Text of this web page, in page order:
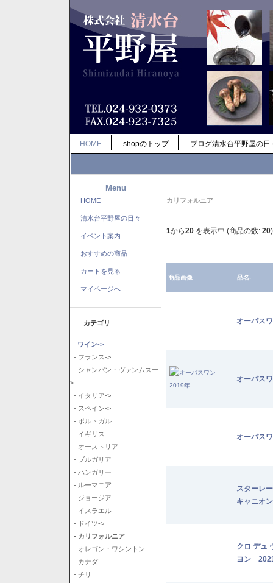
HOME shopのトップ ブログ清水台平野屋の日
Menu
HOME
清水台平野屋の日々
イベント案内
おすすめの商品
カートを見る
マイページへ
カテゴリ
ワイン->
- フランス->
- シャンパン・ヴァンムスー-
>
- イタリア->
- スペイン->
- ポルトガル
- イギリス
- オーストリア
- ブルガリア
- ハンガリー
- ルーマニア
- ジョージア
- イスラエル
- ドイツ->
- カリフォルニア
- オレゴン・ワシントン
- カナダ
- チリ
カリフォルニア
1から20 を表示中 (商品の数: 20)
商品画像 品名-
オーパス
オーパス
オーパス
スターレ
キャニオ
クロ デュ
ヨン